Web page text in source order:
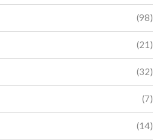
(98)
(21)
(32)
(7)
(14)